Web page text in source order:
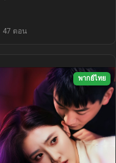
47 ตอน
พากย์ไทย